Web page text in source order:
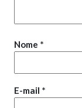
Nome *
E-mail *